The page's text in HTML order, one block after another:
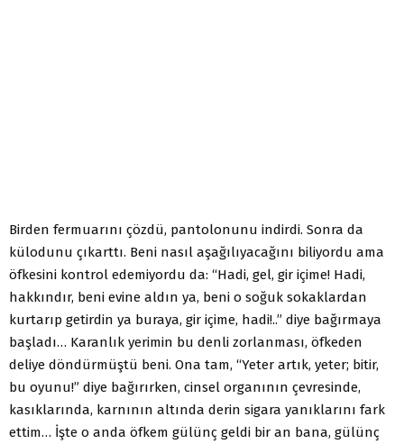
Birden fermuarını çözdü, pantolonunu indirdi. Sonra da
külodunu çıkarttı. Beni nasıl aşağılıyacağını biliyordu ama
öfkesini kontrol edemiyordu da: “Hadi, gel, gir içime! Hadi,
hakkındır, beni evine aldın ya, beni o soğuk sokaklardan
kurtarıp getirdin ya buraya, gir içime, hadi!..” diye bağırmaya
başladı… Karanlık yerimin bu denli zorlanması, öfkeden
deliye döndürmüştü beni. Ona tam, “Yeter artık, yeter; bitir,
bu oyunu!” diye bağırırken, cinsel organının çevresinde,
kasıklarında, karnının altında derin sigara yanıklarını fark
ettim… İşte o anda öfkem gülünç geldi bir an bana, gülünç